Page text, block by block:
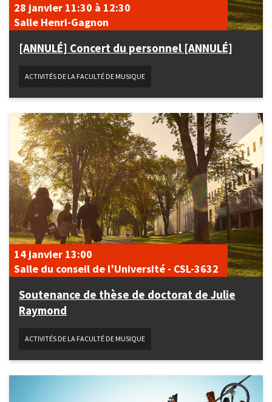
[ANNULÉ] Concert du personnel [ANNULÉ]
28 janvier 11:30 à 12:30
Salle Henri-Gagnon
ACTIVITÉS DE LA FACULTÉ DE MUSIQUE
Soutenance de thèse de doctorat de Julie
Raymond
14 janvier 13:00
Salle du conseil de l’Université - CSL-3632
ACTIVITÉS DE LA FACULTÉ DE MUSIQUE